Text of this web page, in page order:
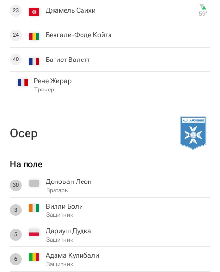
23 Джамель Саихи 59‎’‎
24 Бенгали-Фоде Койта
40 Батист Валетт
Рене Жирар
Тренер
Осер
На поле
30 Донован Леон
Вратарь
3 Вилли Боли
Защитник
5 Дариуш Дудка
Защитник
6 Адама Кулибали
Защитник